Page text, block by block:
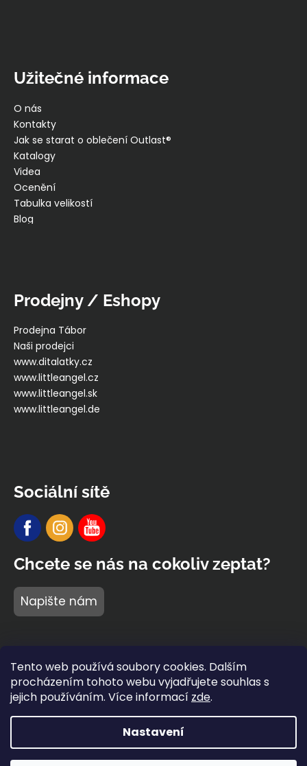
Tento web používá soubory cookies. Dalším
procházením tohoto webu vyjadřujete souhlas s
jejich používáním. Více informací zde.
Nastavení
Užitečné informace
O nás
Kontakty
Jak se starat o oblečení Outlast®
Katalogy
Videa
Ocenění
Tabulka velikostí
Blog
Prodejny / Eshopy
Prodejna Tábor
Naši prodejci
www.ditalatky.cz
www.littleangel.cz
www.littleangel.sk
www.littleangel.de
Sociální sítě
Chcete se nás na cokoliv zeptat?
Napište nám
Vytvořil Shoptet Premium